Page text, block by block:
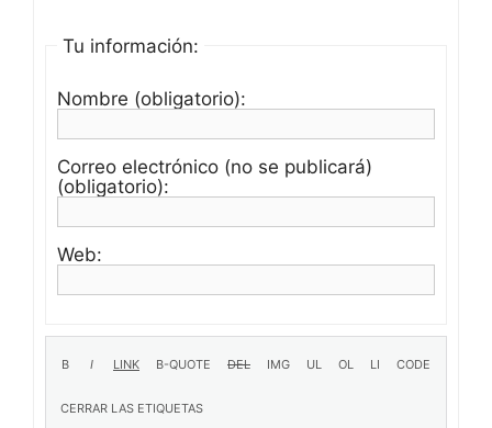
Tu información:
Nombre (obligatorio):
Correo electrónico (no se publicará)
(obligatorio):
Web: